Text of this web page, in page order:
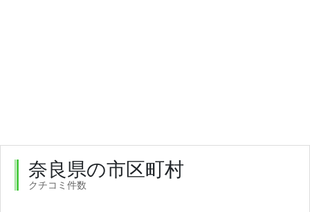
奈良県の市区町村
クチコミ件数